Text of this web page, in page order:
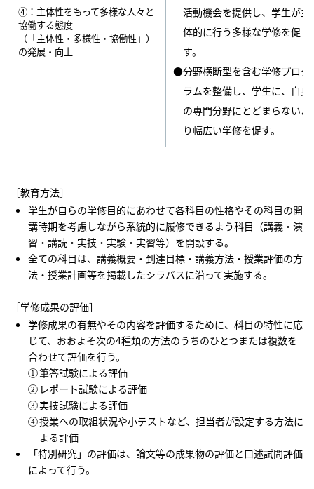
④：主体性をもって多様な人々と
協働する態度
（「主体性・多様性・協働性」）
の発展・向上
活動機会を提供し、学生が主
体的に行う多様な学修を促
す。
●分野横断型を含む学修プログ
ラムを整備し、学生に、自身
の専門分野にとどまらないよ
り幅広い学修を促す。
［教育方法］
学生が自らの学修目的にあわせて各科目の性格やその科目の開
講時期を考慮しながら系統的に履修できるよう科目（講義・演
習・講読・実技・実験・実習等）を開設する。
全ての科目は、講義概要・到達目標・講義方法・授業評価の方
法・授業計画等を掲載したシラバスに沿って実施する。
［学修成果の評価］
学修成果の有無やその内容を評価するために、科目の特性に応
じて、おおよそ次の4種類の方法のうちのひとつまたは複数を
合わせて評価を行う。
筆答試験による評価
レポート試験による評価
実技試験による評価
授業への取組状況や小テストなど、担当者が設定する方法に
よる評価
「特別研究」の評価は、論文等の成果物の評価と口述試問評価
によって行う。